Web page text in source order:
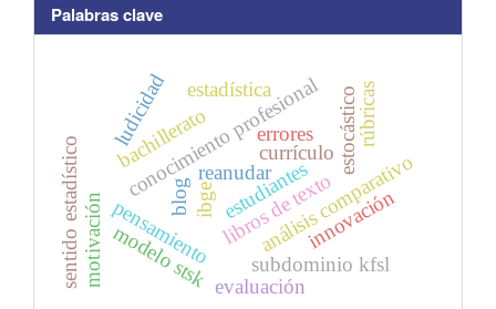
Palabras clave
currículo
bachillerato
estudiantes
pensamiento
estocástico
reanudar
conocimiento profesional
análisis comparativo
libros de texto
modelo stsk subdominio kfsl
ludicidad
motivación
sentido estadístico evaluación
rúbricas
ibge
errores
estadística
innovación
blog